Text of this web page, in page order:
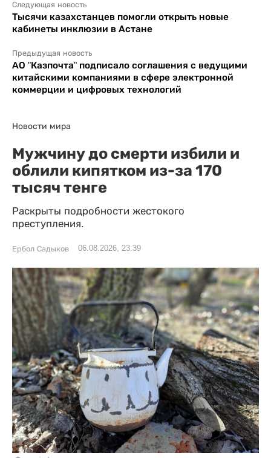
Следующая новость
Тысячи казахстанцев помогли открыть новые
кабинеты инклюзии в Астане
Предыдущая новость
АО "Казпочта" подписало соглашения с ведущими
китайскими компаниями в сфере электронной
коммерции и цифровых технологий
Новости мира
Мужчину до смерти избили и
облили кипятком из-за 170
тысяч тенге
Раскрыты подробности жестокого
преступления.
Ербол Садыков 06.08.2026, 23:39